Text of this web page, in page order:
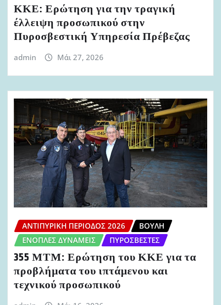
ΚΚΕ: Ερώτηση για την τραγική
έλλειψη προσωπικού στην
Πυροσβεστική Υπηρεσία Πρέβεζας
admin Μάι 27, 2026
ΑΝΤΙΠΥΡΙΚΉ ΠΕΡΊΟΔΟΣ 2026
ΒΟΥΛΉ
ΈΝΟΠΛΕΣ ΔΥΝΆΜΕΙΣ
ΠΥΡΟΣΒΈΣΤΕΣ
355 ΜΤΜ: Ερώτηση του ΚΚΕ για τα
προβλήματα του ιπτάμενου και
τεχνικού προσωπικού